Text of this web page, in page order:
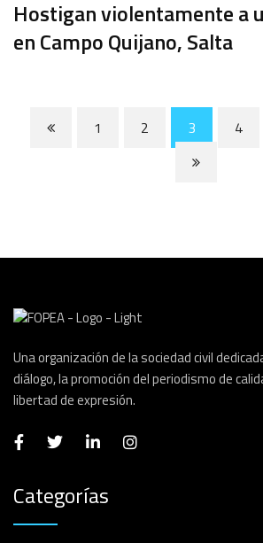
Hostigan violentamente a
en Campo Quijano, Salta
1 2 3 4
Una organización de la sociedad civil
diálogo, la promoción del periodismo de
libertad de expresión.
Categorías